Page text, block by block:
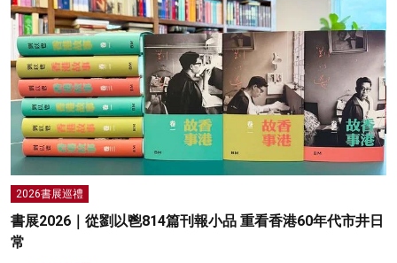
2026書展巡禮
書展2026｜從劉以鬯814篇刊報小品 重看香港60年代市井日
常